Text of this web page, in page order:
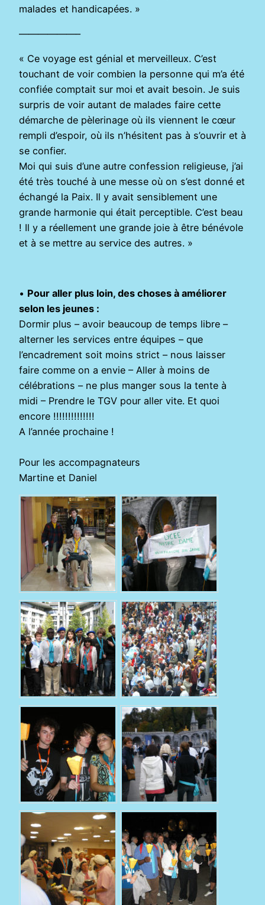
malades et handicapées. »
——————–
« Ce voyage est génial et merveilleux. C’est
touchant de voir combien la personne qui m’a été
confiée comptait sur moi et avait besoin. Je suis
surpris de voir autant de malades faire cette
démarche de pèlerinage où ils viennent le cœur
rempli d’espoir, où ils n’hésitent pas à s’ouvrir et à
se confier.
Moi qui suis d’une autre confession religieuse, j’ai
été très touché à une messe où on s’est donné et
échangé la Paix. Il y avait sensiblement une
grande harmonie qui était perceptible. C’est beau
! Il y a réellement une grande joie à être bénévole
et à se mettre au service des autres. »
• Pour aller plus loin, des choses à améliorer
selon les jeunes :
Dormir plus – avoir beaucoup de temps libre –
alterner les services entre équipes – que
l’encadrement soit moins strict – nous laisser
faire comme on a envie – Aller à moins de
célébrations – ne plus manger sous la tente à
midi – Prendre le TGV pour aller vite. Et quoi
encore !!!!!!!!!!!!!!
A l’année prochaine !
Pour les accompagnateurs
Martine et Daniel